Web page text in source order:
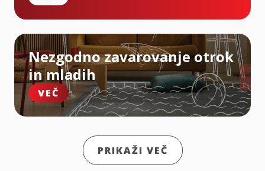
Nezgodno zavarovanje otrok
in mladih
VEČ
PRIKAŽI VEČ